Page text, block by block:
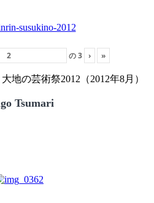
の3 › »
大地の芸術祭2012（2012年8月）
Tsumari